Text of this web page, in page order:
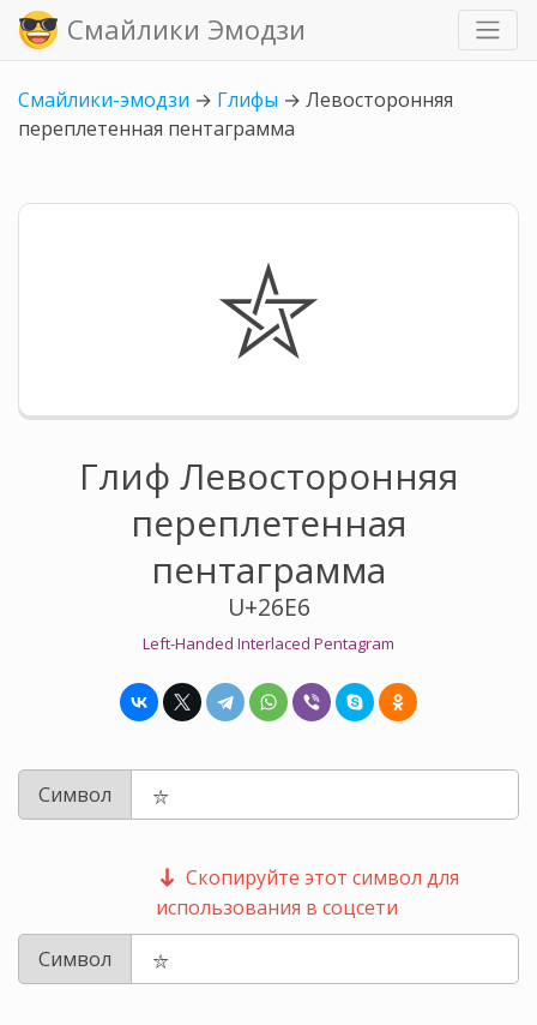
Смайлики Эмодзи
Смайлики-эмодзи → Глифы → Левосторонняя
переплетенная пентаграмма
⛦
Глиф Левосторонняя
переплетенная
пентаграмма
U+26E6
Left-Handed Interlaced Pentagram
Символ
Скопируйте этот символ для
использования в соцсети
Символ